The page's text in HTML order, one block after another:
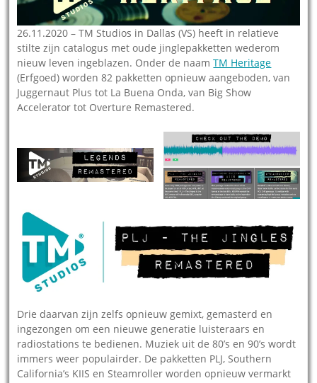
26.11.2020 – TM Studios in Dallas (VS) heeft in relatieve
stilte zijn catalogus met oude jinglepakketten wederom
nieuw leven ingeblazen. Onder de naamTM Heritage
(Erfgoed) worden 82 pakketten opnieuw aangeboden, van
Juggernaut Plus tot La Buena Onda, van Big Show
Accelerator tot Overture Remastered.
Drie daarvan zijn zelfs opnieuw gemixt, gemasterd en
ingezongen om een nieuwe generatie luisteraars en
radiostations te bedienen. Muziek uit de 80’s en 90’s wordt
immers weer populairder. De pakketten PLJ, Southern
California’s KIIS en Steamroller worden opnieuw vermarkt